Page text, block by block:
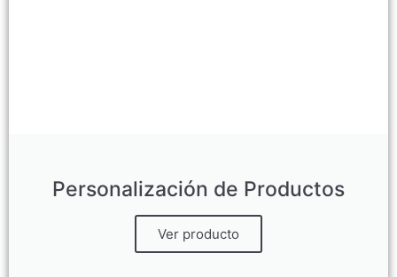
Personalización de Productos
Ver producto